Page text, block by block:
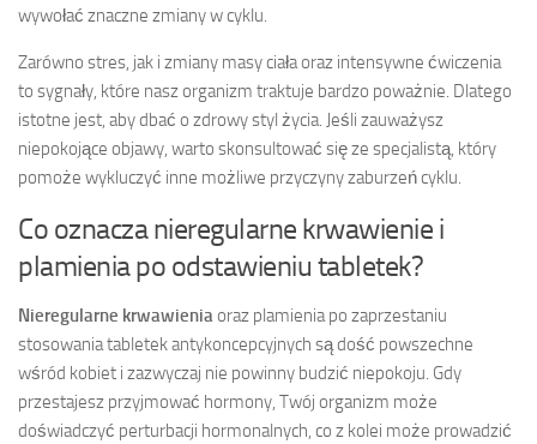
wywołać znaczne zmiany w cyklu.
Zarówno stres, jak i zmiany masy ciała oraz intensywne ćwiczenia
to sygnały, które nasz organizm traktuje bardzo poważnie. Dlatego
istotne jest, aby dbać o zdrowy styl życia. Jeśli zauważysz
niepokojące objawy, warto skonsultować się ze specjalistą, który
pomoże wykluczyć inne możliwe przyczyny zaburzeń cyklu.
Co oznacza nieregularne krwawienie i
plamienia po odstawieniu tabletek?
Nieregularne krwawieniaoraz plamienia po zaprzestaniu
stosowania tabletek antykoncepcyjnych są dość powszechne
wśród kobiet i zazwyczaj nie powinny budzić niepokoju. Gdy
przestajesz przyjmować hormony, Twój organizm może
doświadczyć perturbacji hormonalnych, co z kolei może prowadzić